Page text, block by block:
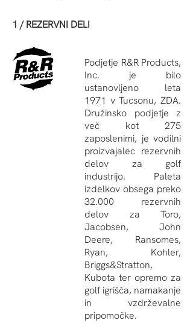
1 / REZERVNI DELI
Podjetje R&R Products,
Inc. je bilo
ustanovljeno leta
1971 v Tucsonu, ZDA.
Družinsko podjetje z
več kot 275
zaposlenimi, je vodilni
proizvajalec rezervnih
delov za golf
industrijo. Paleta
izdelkov obsega preko
32.000 rezervnih
delov za Toro,
Jacobsen, John
Deere, Ransomes,
Ryan, Kohler,
Briggs&Stratton,
Kubota ter opremo za
golf igrišča, namakanje
in vzdrževalne
pripomočke.